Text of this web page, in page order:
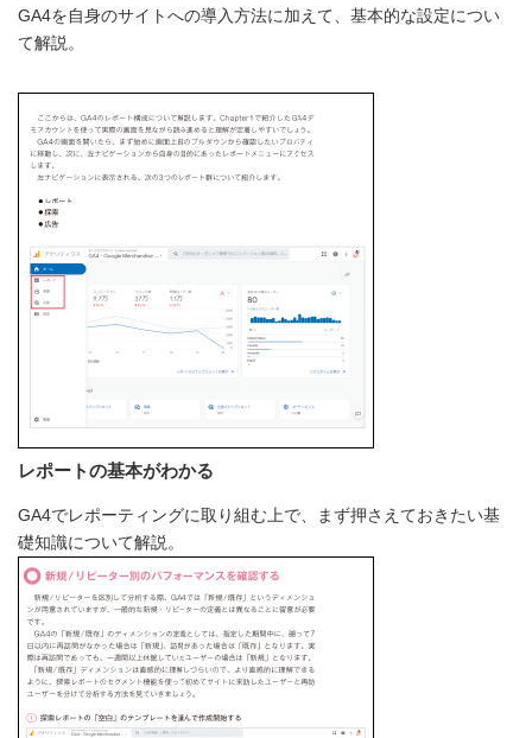
GA4を自身のサイトへの導入方法に加えて、基本的な設定につい
て解説。
レポートの基本がわかる
GA4でレポーティングに取り組む上で、まず押さえておきたい基
礎知識について解説。